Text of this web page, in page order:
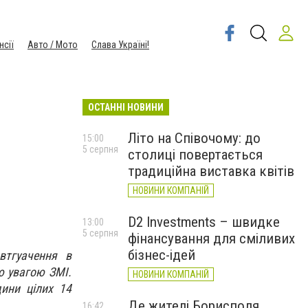
Авто / Мото Слава Україні!
в
увагою ЗМІ.
цілих 14
ОСТАННІ НОВИНИ
Літо на Співочому: до
столиці повертається
традиційна виставка квітів
НОВИНИ КОМПАНІЙ
15:00
5 серпня
D2 Investments – швидке
фінансування для сміливих
бізнес-ідей
НОВИНИ КОМПАНІЙ
13:00
5 серпня